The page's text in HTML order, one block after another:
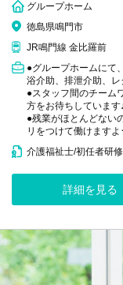
グループホーム
徳島県鳴門市
JR鳴門線 金比羅前
●グループホームにて
浴介助、排泄介助、レ
●スタッフ間のチーム
方をお待ちしています
●残業がほとんどない
リをつけて働けます
介護福祉士/初任者研
詳細を見る